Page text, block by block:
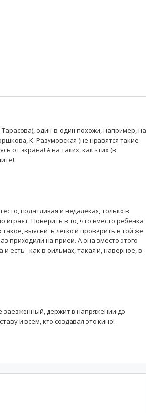
один-в-один похожи, например, на
К. Разумовская (не нравятся такие
от экрана! А на таких, как этих (в
податливая и недалекая, только в
Поверить в то, что вместо ребенка
выяснить легко и проверить в той же
приходили на прием. А она вместо этого
есть - как в фильмах, такая и, наверное, в
держит в напряжении до
и всем, кто создавал это кино!